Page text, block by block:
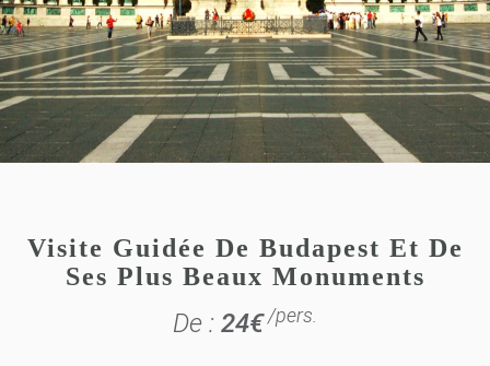
Visite Guidée De Budapest Et De
Ses Plus Beaux Monuments
De :24€/pers.